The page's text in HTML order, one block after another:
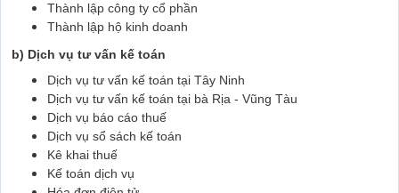
Thành lập công ty cổ phần
Thành lập hộ kinh doanh
b) Dịch vụ tư vấn kế toán
Dịch vụ tư vấn kế toán tại Tây Ninh
Dịch vụ tư vấn kế toán tại bà Rịa - Vũng Tàu
Dịch vụ báo cáo thuế
Dịch vụ sổ sách kế toán
Kê khai thuế
Kế toán dịch vụ